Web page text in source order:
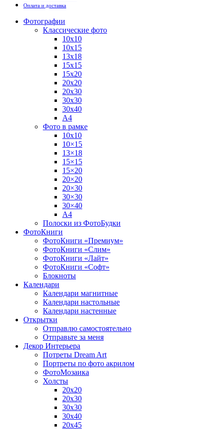
Оплата и доставка
Фотографии
Классические фото
10х10
10х15
13х18
15х15
15х20
20х20
20х30
30х30
30х40
А4
Фото в рамке
10х10
10×15
13×18
15×15
15×20
20×20
20×30
30×30
30×40
A4
Полоски из ФотоБудки
ФотоКниги
ФотоКниги «Премиум»
ФотоКниги «Слим»
ФотоКниги «Лайт»
ФотоКниги «Софт»
Блокноты
Календари
Календари магнитные
Календари настольные
Календари настенные
Открытки
Отправлю самостоятельно
Отправьте за меня
Декор Интерьера
Потреты Dream Art
Портреты по фото акрилом
ФотоМозаика
Холсты
20х20
20х30
30х30
30х40
20х45